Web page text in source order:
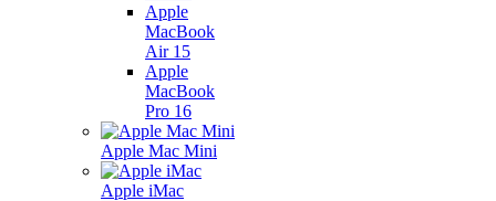
Apple
MacBook
Air 15
Apple
MacBook
Pro 16
Apple Mac Mini
Apple iMac